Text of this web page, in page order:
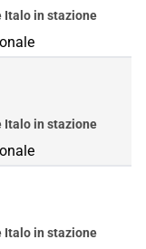
Italo in stazione
Italo in stazione
Italo in stazione